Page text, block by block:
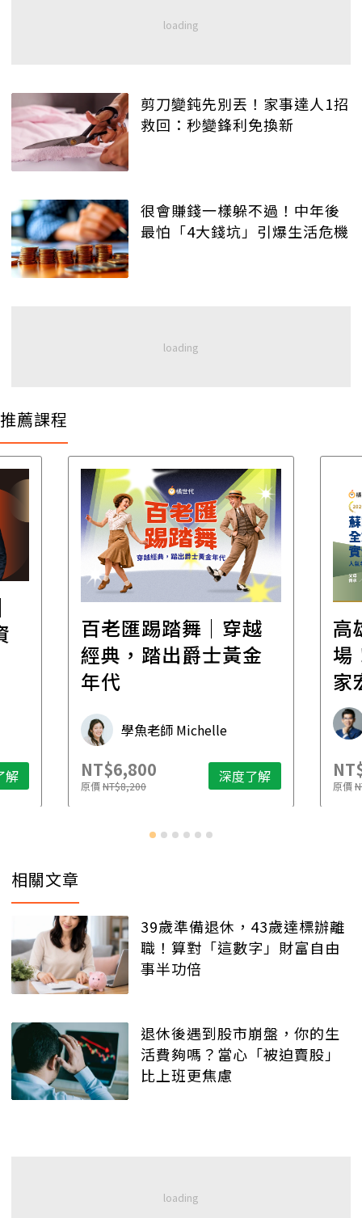
剪刀變鈍先別丟！家事達人1招
救回：秒變鋒利免換新
很會賺錢一樣躲不過！中年後
最怕「4大錢坑」引爆生活危機
推薦課程
解
高雄首場，重磅登
場！2026高雄場 - 蘇
家宏的全方位財富傳
承｜實體工作坊
傳承大師 蘇家宏律師
NT$3,888
原價NT$5,888 深度了解
管
雷
場
原價
相關文章
39歲準備退休，43歲達標辦離
職！算對「這數字」財富自由
事半功倍
退休後遇到股市崩盤，你的生
活費夠嗎？當心「被迫賣股」
比上班更焦慮